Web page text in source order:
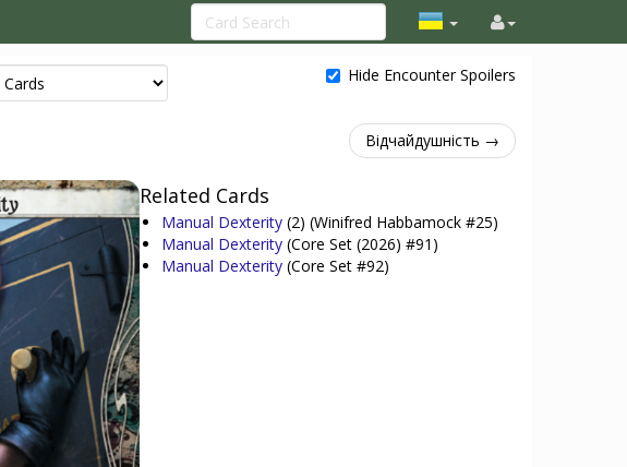
Hide Encounter Spoilers
Відчайдушність →
Related Cards
Manual Dexterity (2) (Winifred Habbamock #25)
Manual Dexterity (Core Set (2026) #91)
Manual Dexterity (Core Set #92)